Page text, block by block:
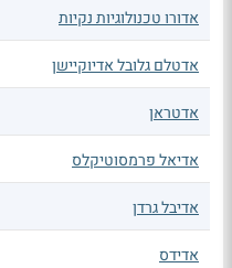
אדורו טכנולוגיות נקיות
אדטלם גלובל אדיוקיישן
אדטראן
אדיאל פרמסוטיקלס
אדיבל גרדן
אדידס